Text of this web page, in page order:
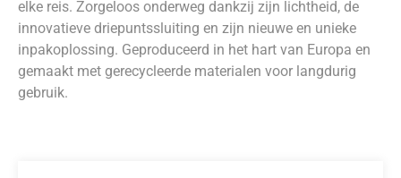
elke reis. Zorgeloos onderweg dankzij zijn lichtheid, de
innovatieve driepuntssluiting en zijn nieuwe en unieke
inpakoplossing. Geproduceerd in het hart van Europa en
gemaakt met gerecycleerde materialen voor langdurig
gebruik.